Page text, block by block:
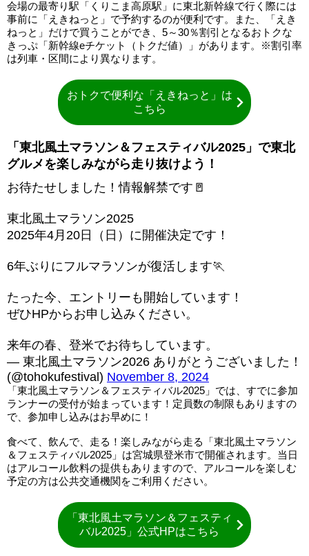
会場の最寄り駅「くりこま高原駅」に東北新幹線で行く際には
事前に「えきねっと」で予約するのが便利です。また、「えき
ねっと」だけで買うことができ、5～30％割引となるおトクな
きっぷ「新幹線eチケット（トクだ値）」があります。※割引率
は列車・区間により異なります。
おトクで便利な「えきねっと」は
こちら
「東北風土マラソン＆フェスティバル2025」で東北
グルメを楽しみながら走り抜けよう！
お待たせしました！情報解禁です🚪
東北風土マラソン2025
2025年4月20日（日）に開催決定です！
6年ぶりにフルマラソンが復活します🏃
たった今、エントリーも開始しています！
ぜひHPからお申し込みください。
来年の春、登米でお待ちしています。
— 東北風土マラソン2026 ありがとうございました！
(@tohokufestival) November 8, 2024
「東北風土マラソン＆フェスティバル2025」では、すでに参加
ランナーの受付が始まっています！定員数の制限もありますの
で、参加申し込みはお早めに！
食べて、飲んで、走る！楽しみながら走る「東北風土マラソン
＆フェスティバル2025」は宮城県登米市で開催されます。当日
はアルコール飲料の提供もありますので、アルコールを楽しむ
予定の方は公共交通機関をご利用ください。
「東北風土マラソン＆フェスティ
バル2025」公式HPはこちら